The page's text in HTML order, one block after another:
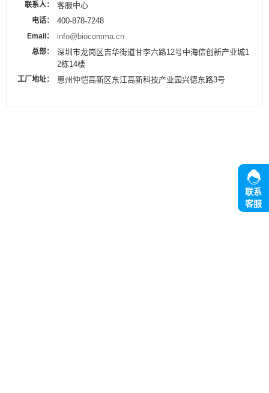
联系人： 客服中心
电话： 400-878-7248
Email： info@biocomma.cn
总部：
深圳市龙岗区吉华街道甘李六路12号中海信创新产业城1
2栋14楼
工厂地址： 惠州仲恺高新区东江高新科技产业园兴德东路3号
联系
客服